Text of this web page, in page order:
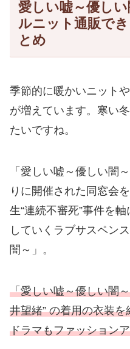
愛しい嘘～優し
ルニット通販で
とめ
季節的に暖かいニット
が増えています。寒い
たいですね。
「愛しい嘘～優しい闇
りに開催された同窓会
生“連続不審死”事件を
していくラブサスペン
闇～」。
「愛しい嘘～優しい闇
井望緒” の着用の衣装
ドラマもファッション